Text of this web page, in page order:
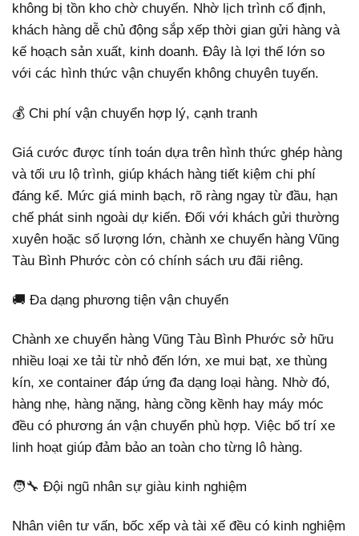
không bị tồn kho chờ chuyến. Nhờ lịch trình cố định,
khách hàng dễ chủ động sắp xếp thời gian gửi hàng và
kế hoạch sản xuất, kinh doanh. Đây là lợi thế lớn so
với các hình thức vận chuyển không chuyên tuyến.
💰 Chi phí vận chuyển hợp lý, cạnh tranh
Giá cước được tính toán dựa trên hình thức ghép hàng
và tối ưu lộ trình, giúp khách hàng tiết kiệm chi phí
đáng kể. Mức giá minh bạch, rõ ràng ngay từ đầu, hạn
chế phát sinh ngoài dự kiến. Đối với khách gửi thường
xuyên hoặc số lượng lớn, chành xe chuyển hàng Vũng
Tàu Bình Phước còn có chính sách ưu đãi riêng.
🚚 Đa dạng phương tiện vận chuyển
Chành xe chuyển hàng Vũng Tàu Bình Phước sở hữu
nhiều loại xe tải từ nhỏ đến lớn, xe mui bạt, xe thùng
kín, xe container đáp ứng đa dạng loại hàng. Nhờ đó,
hàng nhẹ, hàng nặng, hàng cồng kềnh hay máy móc
đều có phương án vận chuyển phù hợp. Việc bố trí xe
linh hoạt giúp đảm bảo an toàn cho từng lô hàng.
🧑‍🔧 Đội ngũ nhân sự giàu kinh nghiệm
Nhân viên tư vấn, bốc xếp và tài xế đều có kinh nghiệm